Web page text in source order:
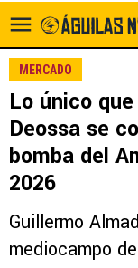
MERCADO
Lo único
Deossa se
bomba del
2026
Guillermo
mediocampo